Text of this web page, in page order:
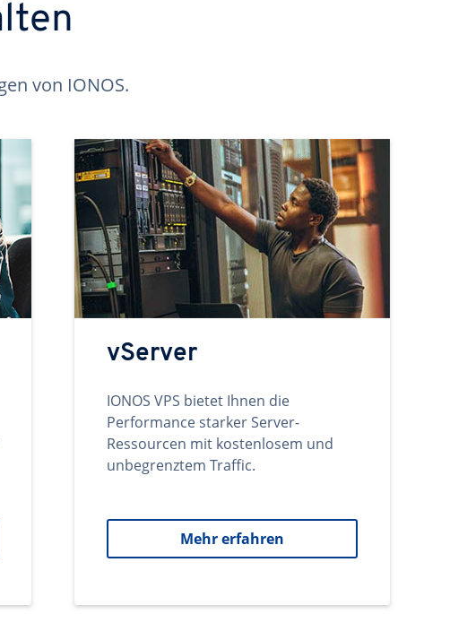
von IONOS.
vServer
IONOS VPS bietet Ihnen die
Performance starker Server-
Ressourcen mit kostenlosem und
unbegrenztem Traffic.
Mehr erfahren